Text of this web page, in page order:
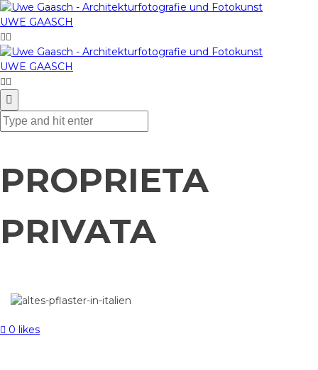
UWE GAASCH
UWE GAASCH
PROPRIETA
PRIVATA
0 likes